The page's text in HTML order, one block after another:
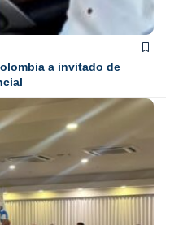
a invitado de